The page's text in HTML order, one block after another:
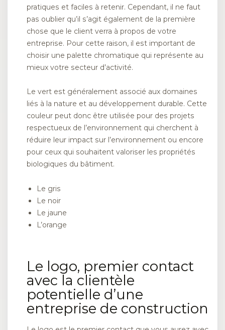
pratiques et faciles à retenir. Cependant, il ne faut
pas oublier qu’il s’agit également de la première
chose que le client verra à propos de votre
entreprise. Pour cette raison, il est important de
choisir une palette chromatique qui représente au
mieux votre secteur d’activité.
Le vert est généralement associé aux domaines
liés à la nature et au développement durable. Cette
couleur peut donc être utilisée pour des projets
respectueux de l’environnement qui cherchent à
réduire leur impact sur l’environnement ou encore
pour ceux qui souhaitent valoriser les propriétés
biologiques du bâtiment.
Le gris
Le noir
Le jaune
L’orange
Le logo, premier contact
avec la clientèle
potentielle d’une
entreprise de construction